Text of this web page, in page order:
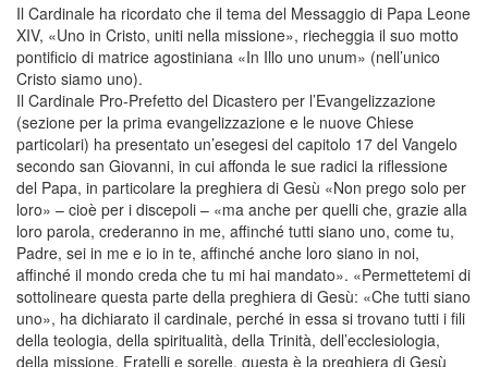
Il Cardinale ha ricordato che il tema del Messaggio di Papa Leone
XIV, «Uno in Cristo, uniti nella missione», riecheggia il suo motto
pontificio di matrice agostiniana «In Illo uno unum» (nell’unico
Cristo siamo uno).
Il Cardinale Pro-Prefetto del Dicastero per l’Evangelizzazione
(sezione per la prima evangelizzazione e le nuove Chiese
particolari) ha presentato un’esegesi del capitolo 17 del Vangelo
secondo san Giovanni, in cui affonda le sue radici la riflessione
del Papa, in particolare la preghiera di Gesù «Non prego solo per
loro» – cioè per i discepoli – «ma anche per quelli che, grazie alla
loro parola, crederanno in me, affinché tutti siano uno, come tu,
Padre, sei in me e io in te, affinché anche loro siano in noi,
affinché il mondo creda che tu mi hai mandato». «Permettetemi di
sottolineare questa parte della preghiera di Gesù: «Che tutti siano
uno», ha dichiarato il cardinale, perché in essa si trovano tutti i fili
della teologia, della spiritualità, della Trinità, dell’ecclesiologia,
della missione. Fratelli e sorelle, questa è la preghiera di Gesù